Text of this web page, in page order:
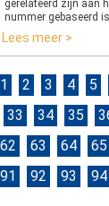
gerelateerd zijn aan
nummer gebaseerd
Lees meer >
1 2 3 4 5
33
34 35
62
63 64 65
91
92 93 94